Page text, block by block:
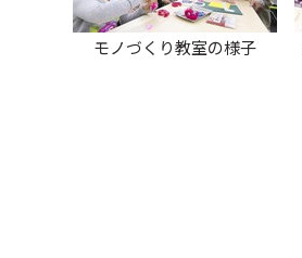
モノづくり教室の様子